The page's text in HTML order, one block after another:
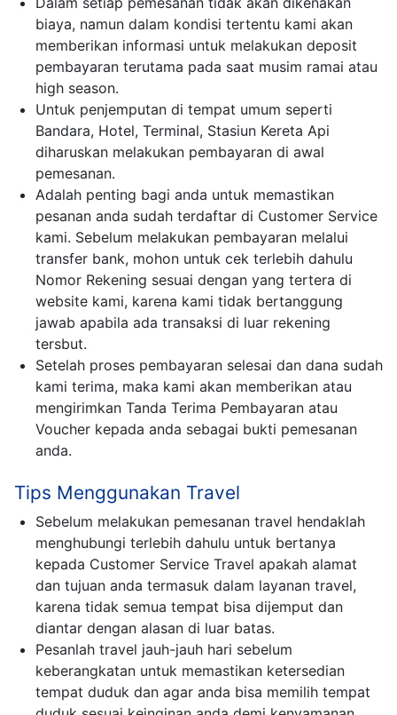
biaya, namun dalam kondisi tertentu kami akan
memberikan informasi untuk melakukan deposit
pembayaran terutama pada saat musim ramai atau
high season.
Untuk penjemputan di tempat umum seperti
Bandara, Hotel, Terminal, Stasiun Kereta Api
diharuskan melakukan pembayaran di awal
pemesanan.
Adalah penting bagi anda untuk memastikan
pesanan anda sudah terdaftar di Customer Service
kami. Sebelum melakukan pembayaran melalui
transfer bank, mohon untuk cek terlebih dahulu
Nomor Rekening sesuai dengan yang tertera di
website kami, karena kami tidak bertanggung
jawab apabila ada transaksi di luar rekening
tersbut.
Setelah proses pembayaran selesai dan dana sudah
kami terima, maka kami akan memberikan atau
mengirimkan Tanda Terima Pembayaran atau
Voucher kepada anda sebagai bukti pemesanan
anda.
Tips Menggunakan Travel
Sebelum melakukan pemesanan travel hendaklah
menghubungi terlebih dahulu untuk bertanya
kepada Customer Service Travel apakah alamat
dan tujuan anda termasuk dalam layanan travel,
karena tidak semua tempat bisa dijemput dan
diantar dengan alasan di luar batas.
Pesanlah travel jauh-jauh hari sebelum
keberangkatan untuk memastikan ketersedian
tempat duduk dan agar anda bisa memilih tempat